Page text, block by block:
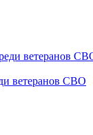
ветеранов СВО